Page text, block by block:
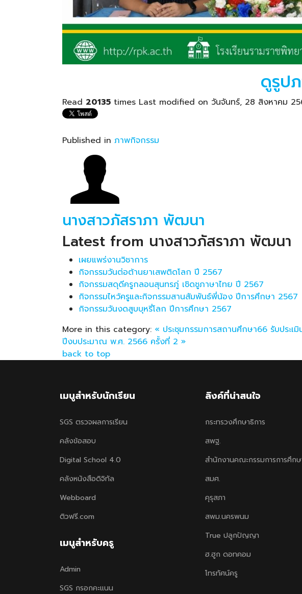
ดูรูป
Read 20135 times Last modified on วันจันทร์, 28 สิงหาคม
Published in ภาพกิจกรรม
นางสาวภัสราภา พัฒนา
Latest from นางสาวภัสราภา พัฒนา
เผยแพร่งานวิชาการ
กิจกรรมวันต่อต้านยาเสพติดโลก ปี 2567
กิจกรรมสดุดีครูกลอนสุนทรภู่ เชิดชูภาษาไทย ปี 2567
กิจกรรมไหว้ครูและกิจกรรมสานสัมพันธ์พี่น้อง ปีการศึกษา 2567
กิจกรรมวันงดสูบบุหรี่โลก ปีการศึกษา 2567
More in this category: « ประชุมกรรมการสถานศึกษา66 รับประ
ปีงบประมาณ พ.ศ. 2566 ครั้งที่ 2 »
back to top
เมนูสำหรับนักเรียน
SGS ตรวจผลการเรียน
คลังข้อสอบ
Digital School 4.0
คลังหนังสือดิจิทัล
Webboard
ติวฟรี.com
เมนูสำหรับครู
Admin
SGS กรอกคะแนน
ลิงค์ที่น่าสนใจ
กระทรวงศึกษาธิการ
สพฐ.
สำนักงานคณะกรรมการการศึกษ
สมศ.
คุรุสภา
สพม.นครพนม
True ปลูกปัญญา
ฮ.ฮูก ดอทคอม
โทรทัศน์ครู